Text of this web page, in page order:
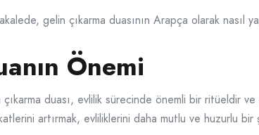
gelin çıkarma duasının Arapça olarak nasıl
Önemi
duası, evlilik sürecinde önemli bir ritüeldir
artırmak, evliliklerini daha mutlu ve huzurlu